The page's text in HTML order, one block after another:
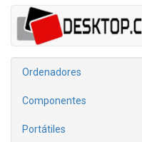
Ordenadores
Componentes
Portátiles